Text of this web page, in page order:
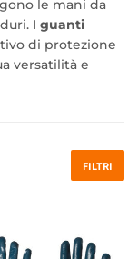
le mani da
I guanti
di protezione
versatilità e
FILTRI